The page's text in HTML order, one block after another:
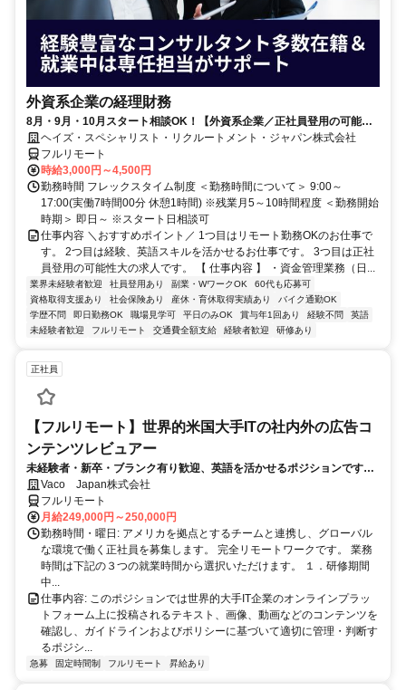
外資系企業の経理財務
8月・9月・10月スタート相談OK！【外資系企業／正社員登用の可能性
大／700万～800万／リモート勤務OK】経理財務
ヘイズ・スペシャリスト・リクルートメント・ジャパン株式会社
フルリモート
時給3,000円～4,500円
勤務時間 フレックスタイム制度 ＜勤務時間について＞ 9:00～
17:00(実働7時間00分 休憩1時間) ※残業月5～10時間程度 ＜勤務開始
時期＞ 即日～ ※スタート日相談可
仕事内容 ＼おすすめポイント／ 1つ目はリモート勤務OKのお仕事で
す。 2つ目は経験、英語スキルを活かせるお仕事です。 3つ目は正社
員登用の可能性大の求人です。 【 仕事内容 】 ・資金管理業務（日...
業界未経験者歓迎 社員登用あり 副業・WワークOK
60代も応募可
資格取得支援あり
社会保険あり 産休・育休取得実績あり
バイク通勤OK
学歴不問
即日勤務OK 職場見学可 平日のみOK 賞与年1回あり 経験不問
英語
未経験者歓迎
フルリモート 交通費全額支給 経験者歓迎 研修あり
正社員
【フルリモート】世界的米国大手ITの社内外の広告コ
ンテンツレビュアー
未経験者・新卒・ブランク有り歓迎、英語を活かせるポジションです。
完全リモート
Vaco Japan株式会社
フルリモート
月給249,000円～250,000円
勤務時間・曜日: アメリカを拠点とするチームと連携し、グローバル
な環境で働く正社員を募集します。 完全リモートワークです。 業務
時間は下記の３つの就業時間から選択いただけます。 １．研修期間
中...
仕事内容: このポジションでは世界的大手IT企業のオンラインプラッ
トフォーム上に投稿されるテキスト、画像、動画などのコンテンツを
確認し、ガイドラインおよびポリシーに基づいて適切に管理・判断す
るポジシ...
急募 固定時間制 フルリモート 昇給あり